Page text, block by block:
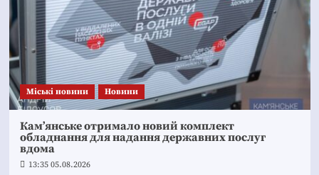
Mіські новини Новини
Кам’янське отримало новий комплект
обладнання для надання державних послуг
вдома
13:35 05.08.2026